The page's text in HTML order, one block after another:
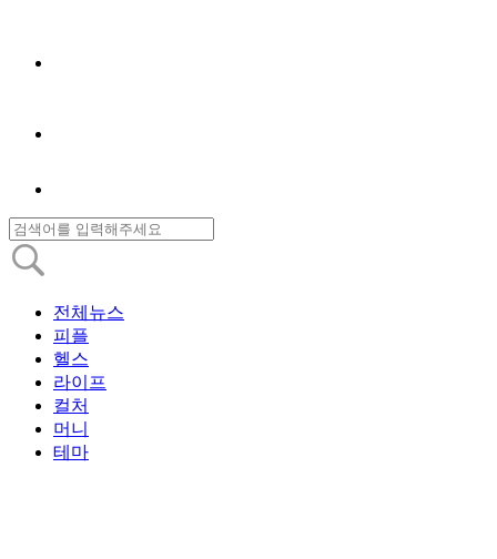
전체뉴스
피플
헬스
라이프
컬처
머니
테마